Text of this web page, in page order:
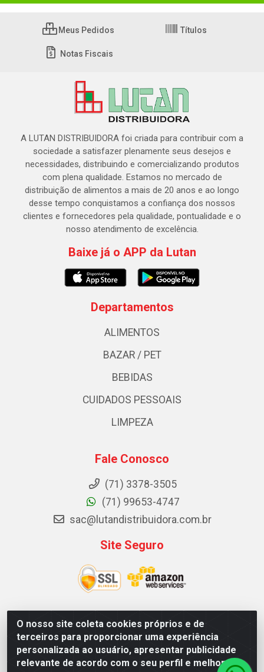
O nosso site coleta cookies próprios e de
terceiros para proporcionar uma experiência
personalizada ao usuário, apresentar publicidade
relevante de acordo com o seu perfil e melhorar a
Meus Pedidos Títulos
Notas Fiscais
A LUTAN DISTRIBUIDORA foi criada para contribuir com a
sociedade a satisfazer plenamente seus desejos e
necessidades, distribuindo e comercializando produtos
com plena qualidade. Estamos no mercado de
distribuição de alimentos a mais de 20 anos e ao longo
desse tempo conquistamos a confiança dos nossos
clientes e fornecedores pela qualidade, pontualidade e o
nosso atendimento de excelência.
Baixe já o APP da Lutan
Departamentos
ALIMENTOS
BAZAR / PET
BEBIDAS
CUIDADOS PESSOAIS
LIMPEZA
Fale Conosco
(71) 3378-3505
(71) 99653-4747
sac@lutandistribuidora.com.br
Site Seguro
Lutan Distribuidora - Rua Dr. Gerino Souza Filho, 1525 -
Itinga - Lauro de Freitas / BA - CEP 42700-000 - CNPJ
05.156.713/0001-62